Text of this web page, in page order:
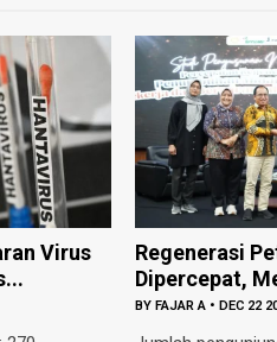
Virus
Regenerasi
Dipercepat,
FAJAR A •DEC 22 2025